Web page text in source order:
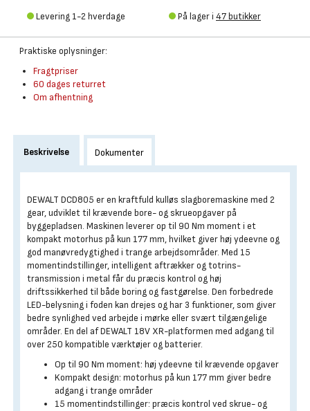
Levering 1-2 hverdage På lager i 47 butikker
Praktiske oplysninger:
Fragtpriser
60 dages returret
Om afhentning
Beskrivelse Dokumenter
DEWALT DCD805 er en kraftfuld kulløs slagboremaskine med 2
gear, udviklet til krævende bore- og skrueopgaver på
byggepladsen. Maskinen leverer op til 90 Nm moment i et
kompakt motorhus på kun 177 mm, hvilket giver høj ydeevne og
god manøvredygtighed i trange arbejdsområder. Med 15
momentindstillinger, intelligent aftrækker og totrins-
transmission i metal får du præcis kontrol og høj
driftssikkerhed til både boring og fastgørelse. Den forbedrede
LED-belysning i foden kan drejes og har 3 funktioner, som giver
bedre synlighed ved arbejde i mørke eller svært tilgængelige
områder. En del af DEWALT 18V XR-platformen med adgang til
over 250 kompatible værktøjer og batterier.
Op til 90 Nm moment: høj ydeevne til krævende opgaver
Kompakt design: motorhus på kun 177 mm giver bedre
adgang i trange områder
15 momentindstillinger: præcis kontrol ved skrue- og